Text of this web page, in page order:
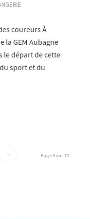
coureurs À
la GEM Aubagne
le départ de cette
sport et du
Page 3 sur 11
›